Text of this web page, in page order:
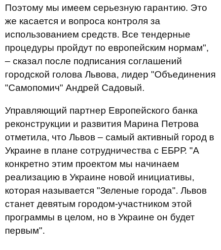
Поэтому мы имеем серьезную гарантию. Это
же касается и вопроса контроля за
использованием средств. Все тендерные
процедуры пройдут по европейским нормам",
– сказал после подписания соглашений
городской голова Львова, лидер "Объединения
"Самопомич" Андрей Садовый.
Управляющий партнер Европейского банка
реконструкции и развития Марина Петрова
отметила, что Львов – самый активный город в
Украине в плане сотрудничества с ЕБРР. "А
конкретно этим проектом мы начинаем
реализацию в Украине новой инициативы,
которая называется "Зеленые города". Львов
станет девятым городом-участником этой
программы в целом, но в Украине он будет
первым".